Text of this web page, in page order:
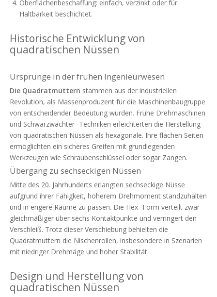
Oberflächenbeschaffung: einfach, verzinkt oder für
Haltbarkeit beschichtet.
Historische Entwicklung von
quadratischen Nüssen
Ursprünge in der frühen Ingenieurwesen
Die Quadratmuttern stammen aus der industriellen
Revolution, als Massenproduzent für die Maschinenbaugruppe
von entscheidender Bedeutung wurden. Frühe Drehmaschinen
und Schwarzwächter -Techniken erleichterten die Herstellung
von quadratischen Nüssen als hexagonale. Ihre flachen Seiten
ermöglichten ein sicheres Greifen mit grundlegenden
Werkzeugen wie Schraubenschlüssel oder sogar Zangen.
Übergang zu sechseckigen Nüssen
Mitte des 20. Jahrhunderts erlangten sechseckige Nüsse
aufgrund ihrer Fähigkeit, höherem Drehmoment standzuhalten
und in engere Räume zu passen. Die Hex -Form verteilt zwar
gleichmäßiger über sechs Kontaktpunkte und verringert den
Verschleiß. Trotz dieser Verschiebung behielten die
Quadratmuttern die Nischenrollen, insbesondere in Szenarien
mit niedriger Drehmäge und hoher Stabilität.
Design und Herstellung von
quadratischen Nüssen